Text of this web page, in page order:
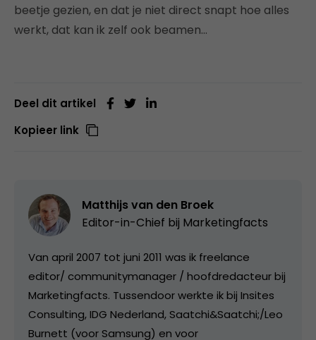
beetje gezien, en dat je niet direct snapt hoe alles
werkt, dat kan ik zelf ook beamen…
Deel dit artikel
Kopieer link
Matthijs van den Broek
Editor-in-Chief bij Marketingfacts
Van april 2007 tot juni 2011 was ik freelance
editor/ communitymanager / hoofdredacteur bij
Marketingfacts. Tussendoor werkte ik bij Insites
Consulting, IDG Nederland, Saatchi&Saatchi;/Leo
Burnett (voor Samsung) en voor